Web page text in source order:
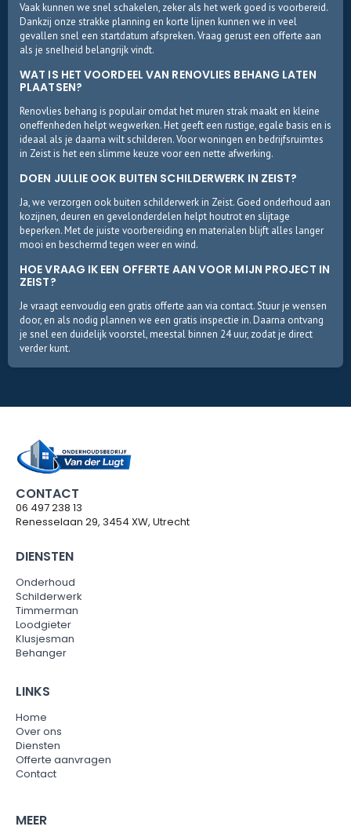
Vaak kunnen we snel schakelen, zeker als het werk goed is voorbereid.
Dankzij onze strakke planning en korte lijnen kunnen we in veel
gevallen snel een startdatum afspreken. Vraag gerust een offerte aan
als je snelheid belangrijk vindt.
WAT IS HET VOORDEEL VAN RENOVLIES BEHANG LATEN
PLAATSEN?
Renovlies behang is populair omdat het muren strak maakt en kleine
oneffenheden helpt wegwerken. Het geeft een rustige, egale basis en is
ideaal als je daarna wilt schilderen. Voor woningen en bedrijfsruimtes
in Zeist is het een slimme keuze voor een nette afwerking.
DOEN JULLIE OOK BUITEN SCHILDERWERK IN ZEIST?
Ja, we verzorgen ook buiten schilderwerk in Zeist. Goed onderhoud aan
kozijnen, deuren en gevelonderdelen helpt houtrot en slijtage
beperken. Met de juiste voorbereiding en materialen blijft alles langer
mooi en beschermd tegen weer en wind.
HOE VRAAG IK EEN OFFERTE AAN VOOR MIJN PROJECT IN
ZEIST?
Je vraagt eenvoudig een gratis offerte aan via contact. Stuur je wensen
door, en als nodig plannen we een gratis inspectie in. Daarna ontvang
je snel een duidelijk voorstel, meestal binnen 24 uur, zodat je direct
verder kunt.
CONTACT
06 497 238 13
Renesselaan 29, 3454 XW, Utrecht
DIENSTEN
Onderhoud
Schilderwerk
Timmerman
Loodgieter
Klusjesman
Behanger
LINKS
Home
Over ons
Diensten
Offerte aanvragen
Contact
MEER